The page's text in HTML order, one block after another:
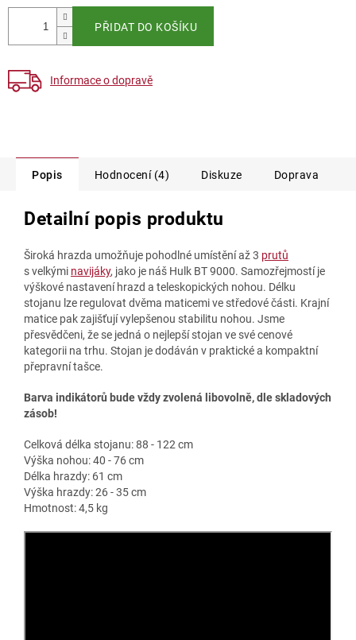
PŘIDAT DO KOŠÍKU
Informace o dopravě
Popis Hodnocení (4) Diskuze Doprava
Detailní popis produktu
Široká hrazda umožňuje pohodlné umístění až 3 prutů
s velkými navijáky, jako je náš Hulk BT 9000. Samozřejmostí je
výškové nastavení hrazd a teleskopických nohou. Délku
stojanu lze regulovat dvěma maticemi ve středové části. Krajní
matice pak zajišťují vylepšenou stabilitu nohou. Jsme
přesvědčeni, že se jedná o nejlepší stojan ve své cenové
kategorii na trhu. Stojan je dodáván v praktické a kompaktní
přepravní tašce.
Barva indikátorů bude vždy zvolená libovolně, dle skladových
zásob!
Celková délka stojanu: 88 - 122 cm
Výška nohou: 40 - 76 cm
Délka hrazdy: 61 cm
Výška hrazdy: 26 - 35 cm
Hmotnost: 4,5 kg